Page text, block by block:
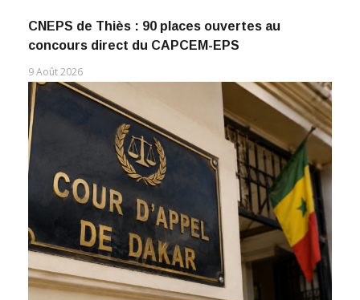
CNEPS de Thiès : 90 places ouvertes au
concours direct du CAPCEM-EPS
9 Août 2026